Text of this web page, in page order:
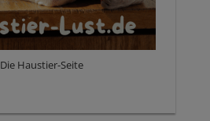
Die Haustier-Seite